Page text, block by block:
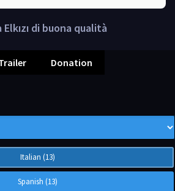
Elkızı di buona qualità
Donation
Italian (13)
Spanish (13)